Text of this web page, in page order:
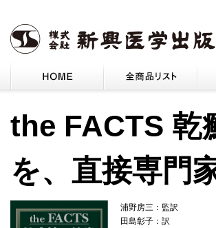
the FACTS
を、直接専門
浦野房三：監訳
田島彰子：訳